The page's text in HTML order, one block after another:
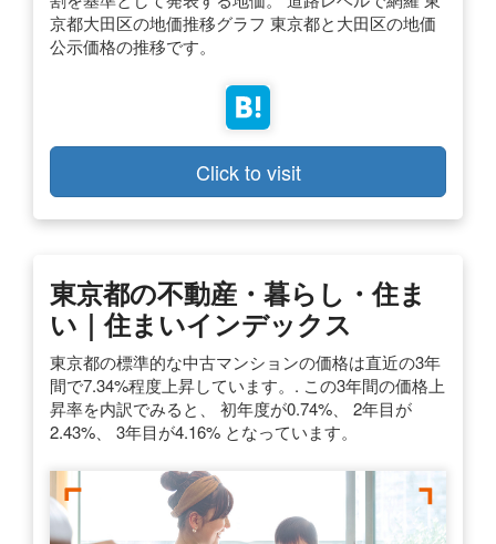
京都大田区の地価推移グラフ 東京都と大田区の地価
公示価格の推移です。
Click to visit
東京都の不動産・暮らし・住ま
い｜住まいインデックス
東京都の標準的な中古マンションの価格は直近の3年
間で7.34%程度上昇しています。. この3年間の価格上
昇率を内訳でみると、 初年度が0.74%、 2年目が
2.43%、 3年目が4.16% となっています。